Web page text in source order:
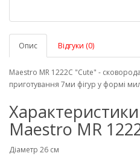
Опис Відгуки (0)
Maestro MR 1222C "Cute" -
приготування 7ми фігур у формі
Maestro MR
Діаметр 26 см